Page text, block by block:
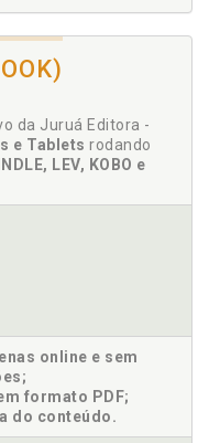
da Juruá Editora -
e Tablets rodando
LEV, KOBO e
online e sem
formato PDF;
do conteúdo.